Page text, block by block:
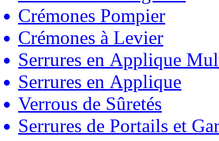
Crémones Pompier
Crémones à Levier
Serrures en Applique
Serrures en Applique
Verrous de Sûretés
Serrures de Portails et